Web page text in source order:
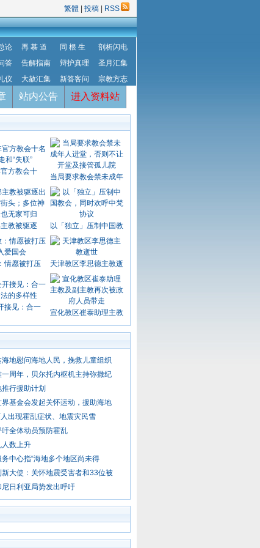
繁體 投稿 RSS
论 再 慕 道 同 根 生
剖析闪电
答 告解指南 辩护真理
圣月汇集
仪 大赦汇集 新答客问 宗教方志
站内公告 进入资料站
方教会十
当局要求教会禁未成年
教被驱逐 以「独立」压制中国教
情愿被打压 天津教区李思德主教逝
接见：合一
宣化教区崔泰助理主教
地慰问海地人民，挽救儿童组织
周年，贝尔托内枢机主持弥撒纪
行援助计划
基金会发起关怀运动，援助海地
出现霍乱症状、地震灾民雪
全体动员预防霍乱
人数上升
中心指“海地多个地区尚未得
大使：关怀地震受害者和33位被
日利亚局势发出呼吁